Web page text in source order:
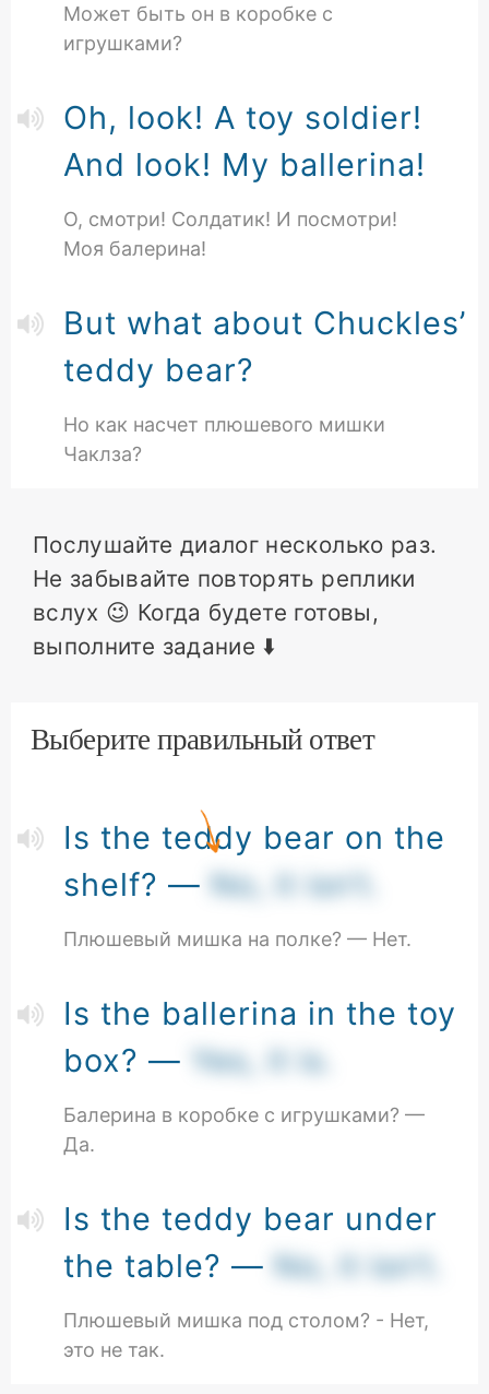
Может быть он в коробке с
игрушками?
Oh, look! A toy soldier!
And look! My ballerina!
О, смотри! Солдатик! И посмотри!
Моя балерина!
But what about Chuckles’
teddy bear?
Но как насчет плюшевого мишки
Чаклза?
Послушайте диалог несколько раз.
Не забывайте повторять реплики
вслух 😉 Когда будете готовы,
выполните задание ⬇️
Выберите правильный ответ
Is the teddy bear on the
shelf? — No, it isn’t.
Плюшевый мишка на полке? — Нет.
Is the ballerina in the toy
box? — Yes, it is.
Балерина в коробке с игрушками? —
Да.
Is the teddy bear under
the table? — No, it isn’t.
Плюшевый мишка под столом? - Нет,
это не так.